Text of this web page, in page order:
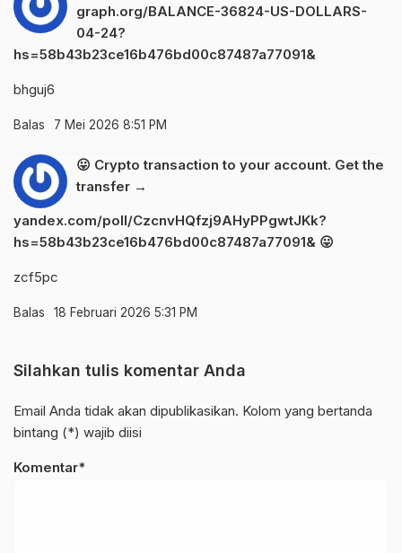
graph.org/BALANCE-36824-US-DOLLARS-
04-24?
hs=58b43b23ce16b476bd00c87487a77091&
bhguj6
Balas 7 Mei 2026 8:51 PM
😛 Crypto transaction to your account. Get the
transfer →
yandex.com/poll/CzcnvHQfzj9AHyPPgwtJKk?
hs=58b43b23ce16b476bd00c87487a77091& 😛
zcf5pc
Balas 18 Februari 2026 5:31 PM
Silahkan tulis komentar Anda
Email Anda tidak akan dipublikasikan. Kolom yang bertanda
bintang (*) wajib diisi
Komentar*